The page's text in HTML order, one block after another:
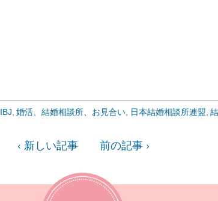
IBJ 婚活、結婚相談所、お見合い 日本結婚相談所連盟
‹ 新しい記事 前の記事 ›